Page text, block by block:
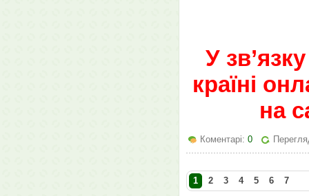
У
країні
на
Коментарі: 0
1 2 3 4 5 6 7